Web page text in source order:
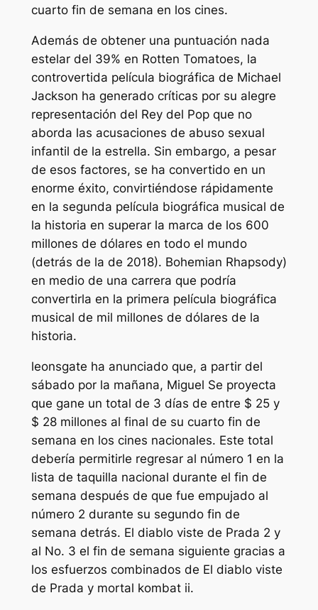
cuarto fin de semana en los cines.
Además de obtener una puntuación nada
estelar del 39% en Rotten Tomatoes, la
controvertida película biográfica de Michael
Jackson ha generado críticas por su alegre
representación del Rey del Pop que no
aborda las acusaciones de abuso sexual
infantil de la estrella. Sin embargo, a pesar
de esos factores, se ha convertido en un
enorme éxito, convirtiéndose rápidamente
en la segunda película biográfica musical de
la historia en superar la marca de los 600
millones de dólares en todo el mundo
(detrás de la de 2018). Bohemian Rhapsody)
en medio de una carrera que podría
convertirla en la primera película biográfica
musical de mil millones de dólares de la
historia.
leonsgate ha anunciado que, a partir del
sábado por la mañana, Miguel Se proyecta
que gane un total de 3 días de entre $ 25 y
$ 28 millones al final de su cuarto fin de
semana en los cines nacionales. Este total
debería permitirle regresar al número 1 en la
lista de taquilla nacional durante el fin de
semana después de que fue empujado al
número 2 durante su segundo fin de
semana detrás. El diablo viste de Prada 2 y
al No. 3 el fin de semana siguiente gracias a
los esfuerzos combinados de El diablo viste
de Prada y mortal kombat ii.